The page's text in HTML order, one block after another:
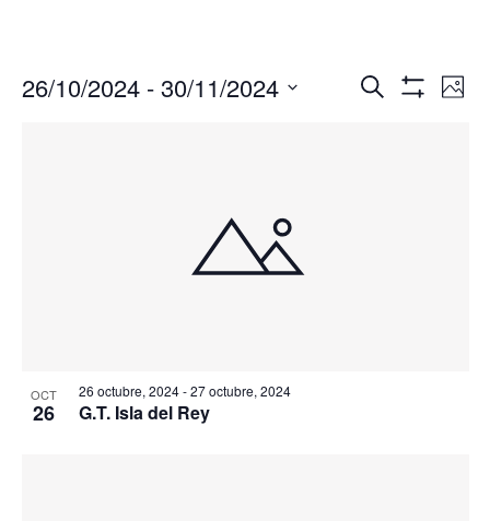
Buscar
de
Foto
26/10/2024 - 30/11/2024
OCT
26
26 octubre, 2024-27 octubre, 2024
G.T. Isla del Rey